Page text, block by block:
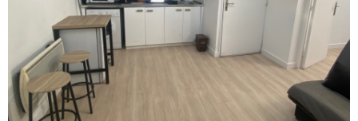
VOIR LE BIEN